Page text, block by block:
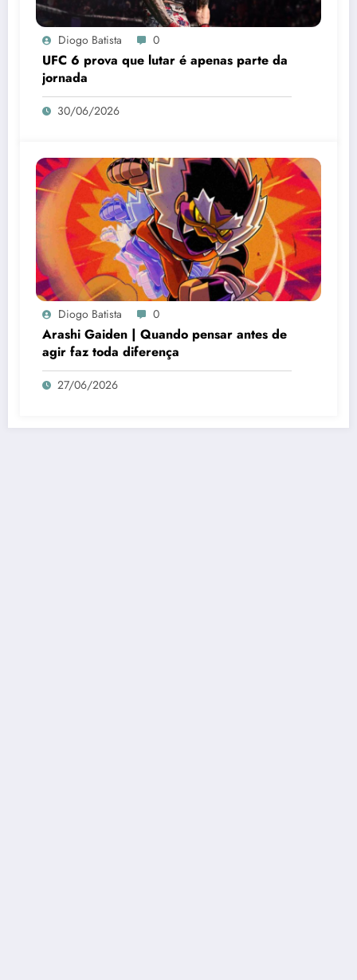
Diogo Batista 0
UFC 6 prova que lutar é apenas parte da
jornada
30/06/2026
Diogo Batista 0
Arashi Gaiden | Quando pensar antes de
agir faz toda diferença
27/06/2026